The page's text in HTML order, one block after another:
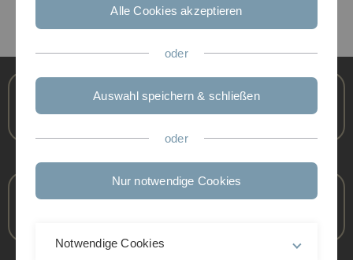
Slider
Next
Studierende
Alle Cookies akzeptieren
oder
Auswahl speichern & schließen
oder
Nur notwendige Cookies
Notwendige Cookies